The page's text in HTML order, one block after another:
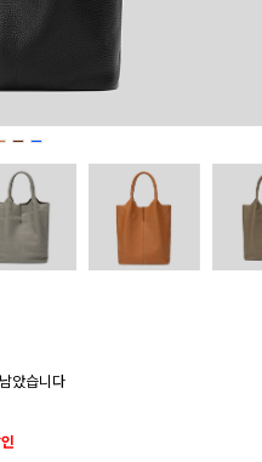
았습니다